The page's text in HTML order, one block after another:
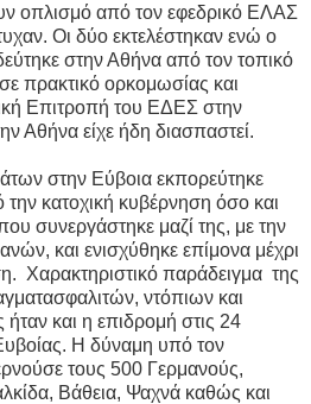
οπλισμό από τον εφεδρικό ΕΛΑΣ
Οι δύο εκτελέστηκαν ενώ ο
στην Αθήνα από τον τοπικό
πρακτικό ορκομωσίας και
Επιτροπή του ΕΔΕΣ στην
είχε ήδη διασπαστεί.
στην Εύβοια εκπορεύτηκε
κατοχική κυβέρνηση όσο και
συνεργάστηκε μαζί της, με την
και ενισχύθηκε επίμονα μέχρι
Χαρακτηριστικό παράδειγμα της
ντόπιων και
και η επιδρομή στις 24
Η δύναμη υπό τον
τους 500 Γερμανούς,
Βάθεια, Ψαχνά καθώς και